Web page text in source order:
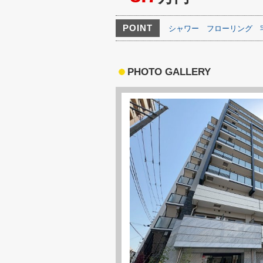
POINT シャワー フローリング
PHOTO GALLERY